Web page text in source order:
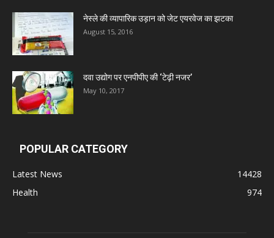
नेस्ले की व्यापारिक उड़ान को जेट एयरवेज का झटका
August 15, 2016
दवा उद्योग पर एनपीपीए की ‘टेढ़ी नजर’
May 10, 2017
POPULAR CATEGORY
Latest News
14428
Health
974